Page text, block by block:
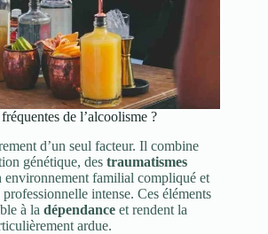
de l’alcoolisme ?
d’un seul facteur. Il combine
génétique, des traumatismes
environnement familial compliqué et
intense. Ces éléments
à la dépendance et rendent la
ardue.